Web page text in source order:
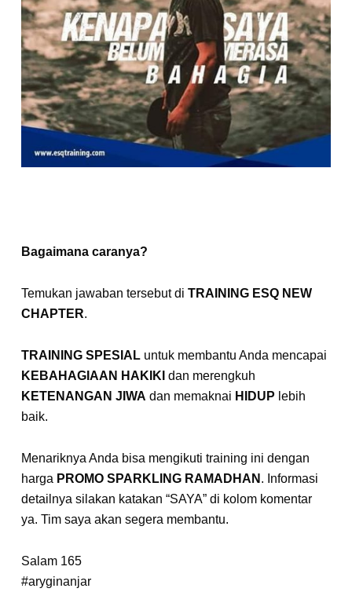
Bagaimana caranya?
Temukan jawaban tersebut di TRAINING ESQ NEW
CHAPTER.
TRAINING SPESIALuntuk membantu Anda mencapai
KEBAHAGIAAN HAKIKI dan merengkuh
KETENANGAN JIWA dan memaknai HIDUP lebih
baik.
Menariknya Anda bisa mengikuti training ini dengan
harga PROMO SPARKLING RAMADHAN . Informasi
detailnya silakan katakan “SAYA” di kolom komentar
ya. Tim saya akan segera membantu.
Salam 165
#aryginanjar